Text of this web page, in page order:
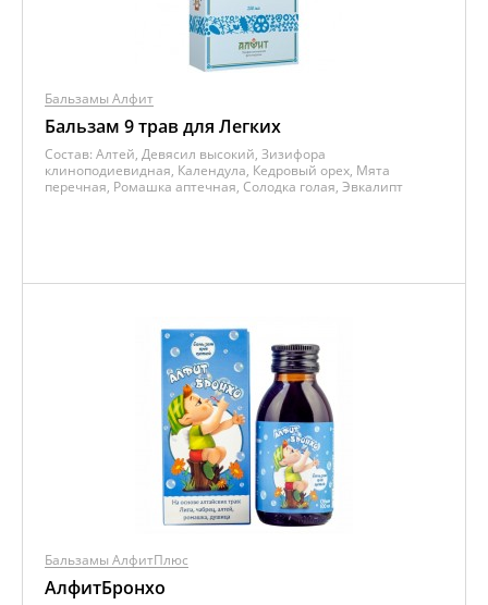
Бальзамы Алфит
Бальзам 9 трав для Легких
Состав: Алтей, Девясил высокий, Зизифора
клиноподиевидная, Календула, Кедровый орех, Мята
перечная, Ромашка аптечная, Солодка голая, Эвкалипт
Бальзамы АлфитПлюс
АлфитБронхо